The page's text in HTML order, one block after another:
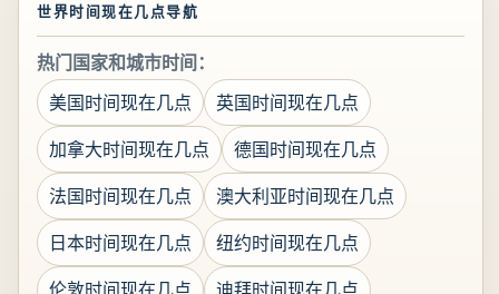
世界时间现在几点导航
热门国家和城市时间：
美国时间现在几点
英国时间现在几点
加拿大时间现在几点
德国时间现在几点
法国时间现在几点
澳大利亚时间现在几点
日本时间现在几点
纽约时间现在几点